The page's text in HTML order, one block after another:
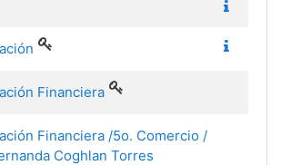
Financiera
Financiera /5o. Comercio /
Coghlan Torres